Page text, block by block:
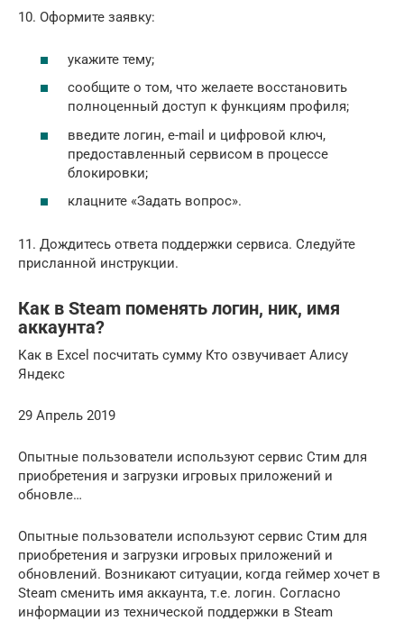
10. Оформите заявку:
укажите тему;
сообщите о том, что желаете восстановить
полноценный доступ к функциям профиля;
введите логин, e-mail и цифровой ключ,
предоставленный сервисом в процессе
блокировки;
клацните «Задать вопрос».
11. Дождитесь ответа поддержки сервиса. Следуйте
присланной инструкции.
Как в Steam поменять логин, ник, имя
аккаунта?
Как в Excel посчитать сумму Кто озвучивает Алису
Яндекс
29 Апрель 2019
Опытные пользователи используют сервис Стим для
приобретения и загрузки игровых приложений и
обновле…
Опытные пользователи используют сервис Стим для
приобретения и загрузки игровых приложений и
обновлений. Возникают ситуации, когда геймер хочет в
Steam сменить имя аккаунта, т.е. логин. Согласно
информации из технической поддержки в Steam